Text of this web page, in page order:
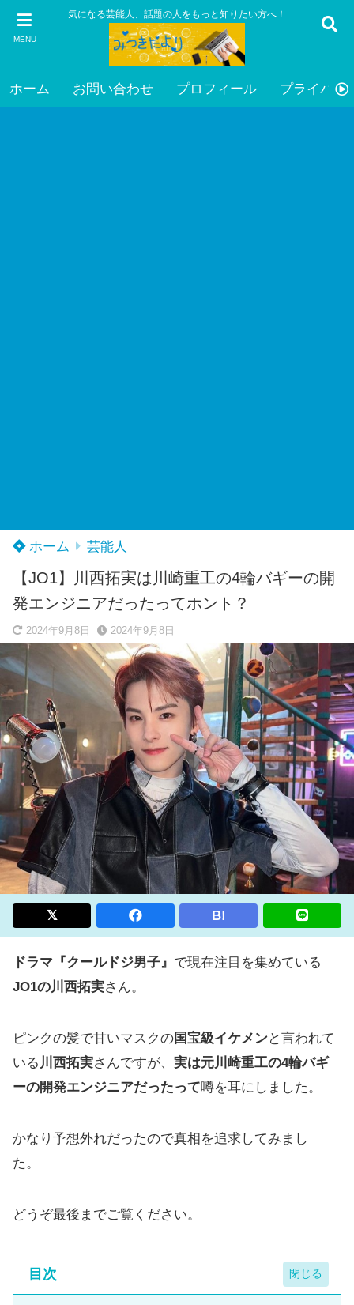
MENU
気になる芸能人、話題の人をもっと知りたい方へ！
ホーム お問い合わせ プロフィール プライバシ
ホーム 芸能人
【JO1】川西拓実は川崎重工の4輪バギーの開
発エンジニアだったってホント？
2024年9月8日 2024年9月8日
B!
ドラマ『クールドジ男子』 で現在注目を集めている
JO1の川西拓実さん。
ピンクの髪で甘いマスクの国宝級イケメンと言われて
いる 川西拓実さんですが、 実は元川崎重工の4輪バギ
ーの開発エンジニアだったって噂を耳にしました。
かなり予想外れだったので真相を追求してみまし
た。
どうぞ最後までご覧ください。
目次